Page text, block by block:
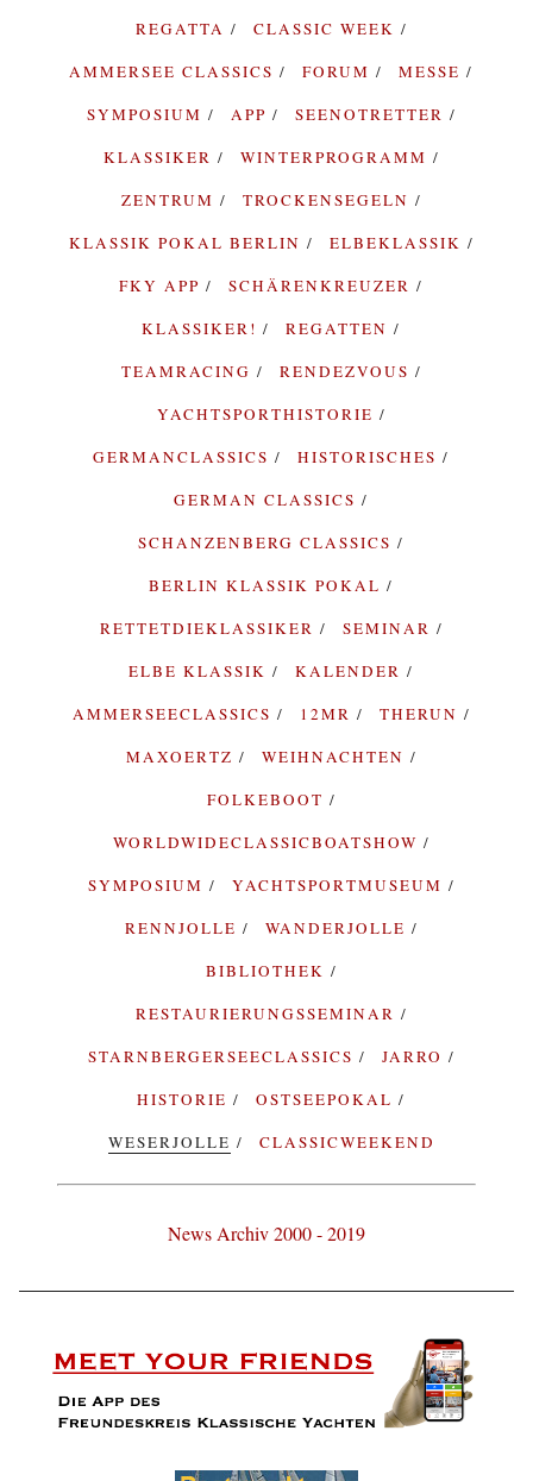
REGATTA
CLASSIC WEEK
AMMERSEE CLASSICS
FORUM
MESSE
SYMPOSIUM
APP
SEENOTRETTER
KLASSIKER
WINTERPROGRAMM
ZENTRUM
TROCKENSEGELN
KLASSIK POKAL BERLIN
ELBEKLASSIK
FKY APP
SCHÄRENKREUZER
KLASSIKER!
REGATTEN
TEAMRACING
RENDEZVOUS
YACHTSPORTHISTORIE
GERMANCLASSICS
HISTORISCHES
GERMAN CLASSICS
SCHANZENBERG CLASSICS
BERLIN KLASSIK POKAL
RETTETDIEKLASSIKER
SEMINAR
ELBE KLASSIK
KALENDER
AMMERSEECLASSICS
12MR
THERUN
MAXOERTZ
WEIHNACHTEN
FOLKEBOOT
WORLDWIDECLASSICBOATSHOW
SYMPOSIUM
YACHTSPORTMUSEUM
RENNJOLLE
WANDERJOLLE
BIBLIOTHEK
RESTAURIERUNGSSEMINAR
STARNBERGERSEECLASSICS
JARRO
HISTORIE
OSTSEEPOKAL
WESERJOLLE
CLASSICWEEKEND
News Archiv 2000 - 2019